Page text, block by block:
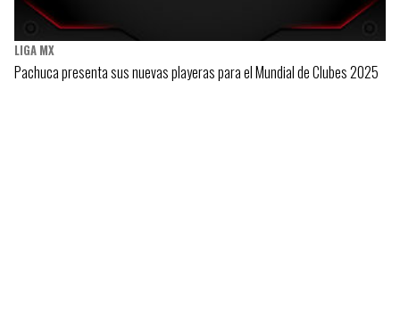
LIGA MX
Pachuca presenta sus nuevas playeras para el Mundial de Clubes 2025